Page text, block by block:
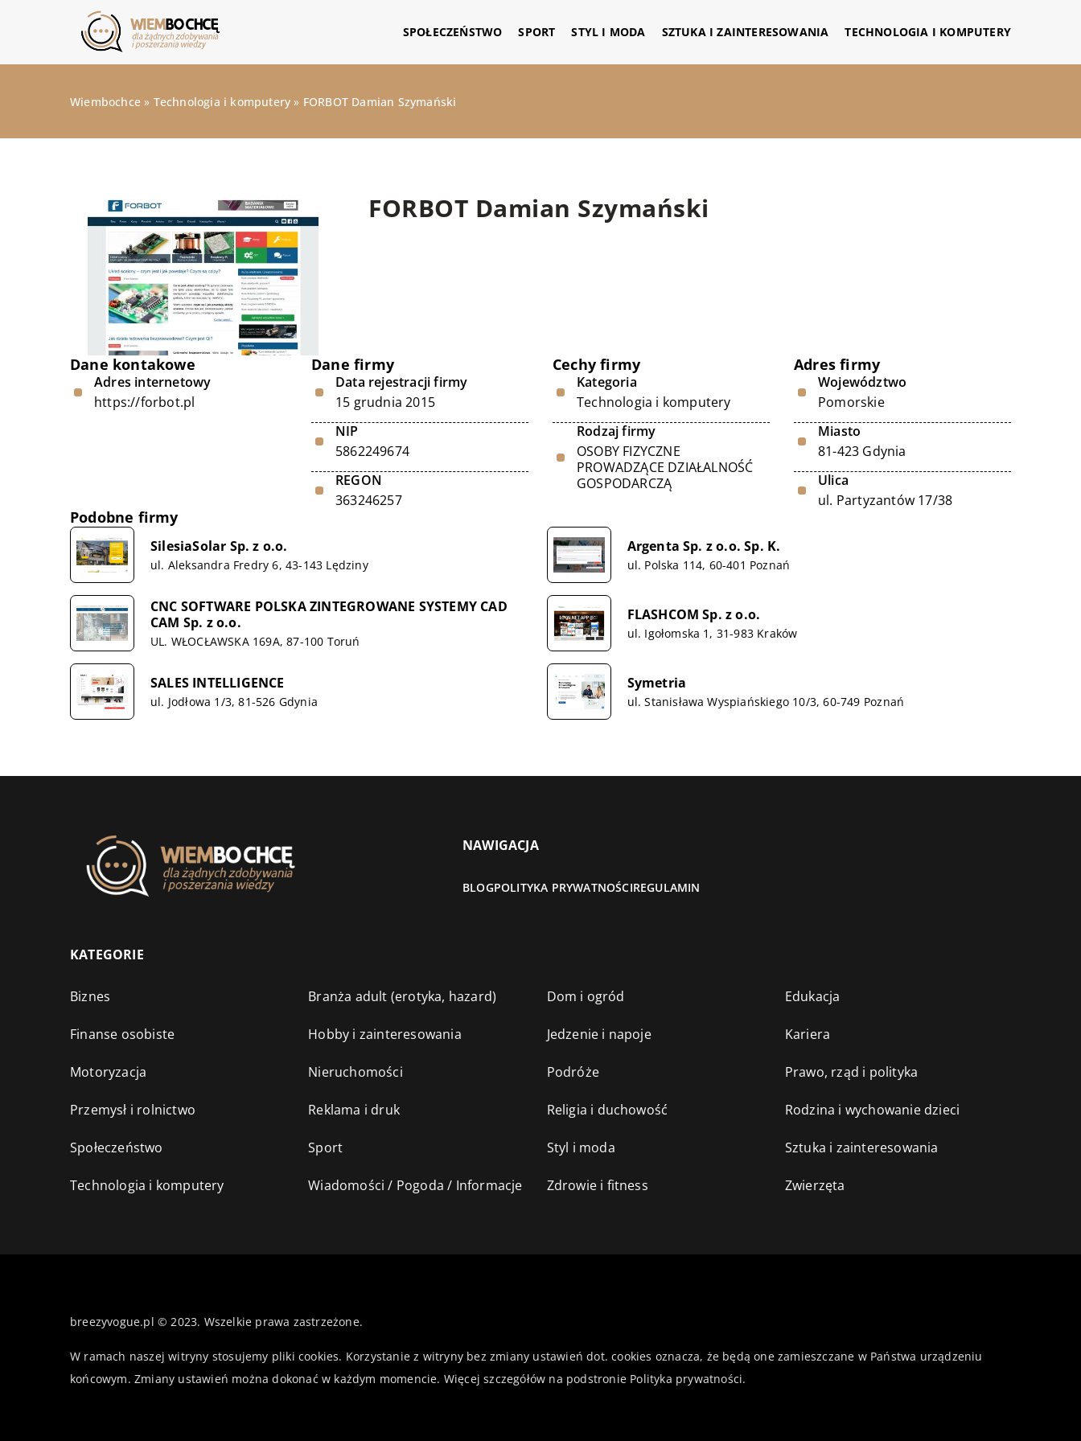
SPOŁECZEŃSTWO SPORT STYL I MODA SZTUKA I ZAINTERESOWANIA TECHNOLOGIA I KOMPUTERY
Wiembochce » Technologia i komputery » FORBOT Damian Szymański
FORBOT Damian Szymański
Dane kontakowe
Adres internetowy
https://forbot.pl
Dane firmy
Data rejestracji firmy
15 grudnia 2015
NIP
5862249674
REGON
363246257
Cechy firmy
Kategoria
Technologia i komputery
Rodzaj firmy
OSOBY FIZYCZNE
PROWADZĄCE DZIAŁALNOŚĆ
GOSPODARCZĄ
Adres firmy
Województwo
Pomorskie
Miasto
81-423 Gdynia
Ulica
ul. Partyzantów 17/38
Podobne firmy
SilesiaSolar Sp. z o.o.
ul. Aleksandra Fredry 6, 43-143 Lędziny
Argenta Sp. z o.o. Sp. K.
ul. Polska 114, 60-401 Poznań
CNC SOFTWARE POLSKA ZINTEGROWANE SYSTEMY CAD
CAM Sp. z o.o.
UL. WŁOCŁAWSKA 169A, 87-100 Toruń
FLASHCOM Sp. z o.o.
ul. Igołomska 1, 31-983 Kraków
SALES INTELLIGENCE
ul. Jodłowa 1/3, 81-526 Gdynia
Symetria
ul. Stanisława Wyspiańskiego 10/3, 60-749 Poznań
NAWIGACJA
BLOGPOLITYKA PRYWATNOŚCIREGULAMIN
KATEGORIE
Biznes Branża adult (erotyka, hazard) Dom i ogród Edukacja
Finanse osobiste Hobby i zainteresowania Jedzenie i napoje Kariera
Motoryzacja Nieruchomości Podróże Prawo, rząd i polityka
Przemysł i rolnictwo Reklama i druk Religia i duchowość Rodzina i wychowanie dzieci
Społeczeństwo Sport Styl i moda Sztuka i zainteresowania
Technologia i komputery Wiadomości / Pogoda / Informacje Zdrowie i fitness Zwierzęta
breezyvogue.pl © 2023. Wszelkie prawa zastrzeżone.
W ramach naszej witryny stosujemy pliki cookies. Korzystanie z witryny bez zmiany ustawień dot. cookies oznacza, że będą one zamieszczane w Państwa urządzeniu
końcowym. Zmiany ustawień można dokonać w każdym momencie. Więcej szczegółów na podstronie Polityka prywatności.